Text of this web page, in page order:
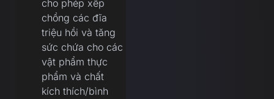
cho phép xếp
chồng các đĩa
triệu hồi và tăng
sức chứa cho các
vật phẩm thực
phẩm và chất
kích thích/bình